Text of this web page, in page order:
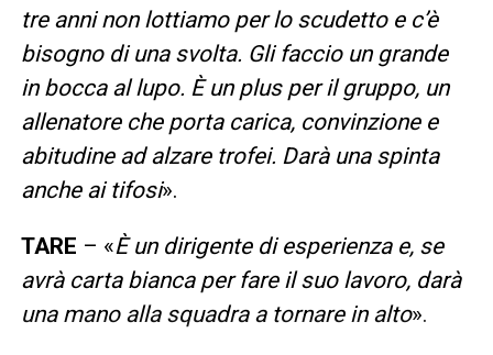
tre anni non lottiamo per lo scudetto e c’è
bisogno di una svolta. Gli faccio un grande
in bocca al lupo. È un plus per il gruppo, un
allenatore che porta carica, convinzione e
abitudine ad alzare trofei. Darà una spinta
anche ai tifosi».
TARE – «È un dirigente di esperienza e, se
avrà carta bianca per fare il suo lavoro, darà
una mano alla squadra a tornare in alto».